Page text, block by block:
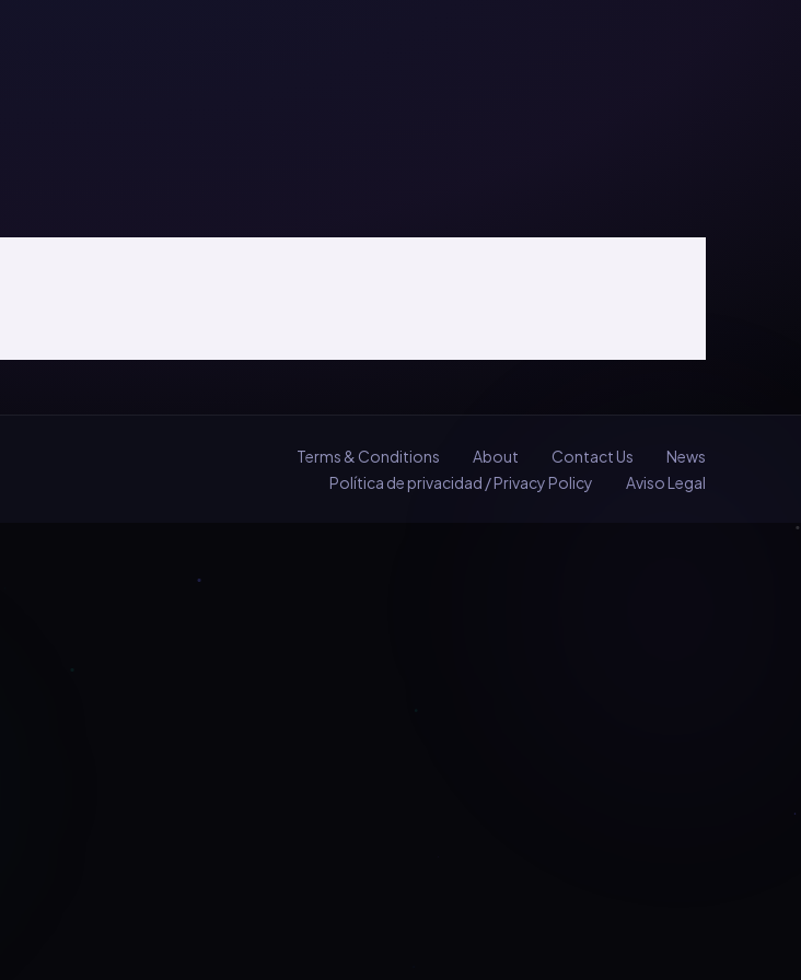
Terms & Conditions About Contact Us
News
Política de privacidad / Privacy Policy
Aviso Legal